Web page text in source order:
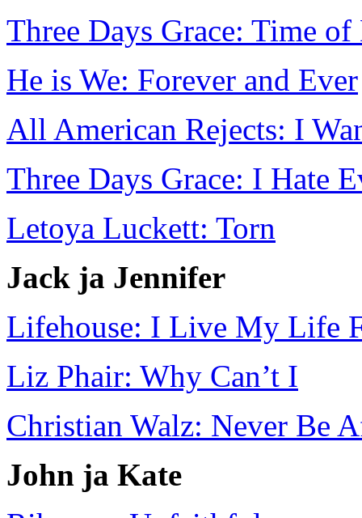
Three Days Grace: Time
He is We: Forever and Ever
All American Rejects: I
Three Days Grace: I Hate
Letoya Luckett: Torn
Jack ja Jennifer
Lifehouse: I Live My Life
Liz Phair: Why Can’t I
Christian Walz: Never Be
John ja Kate